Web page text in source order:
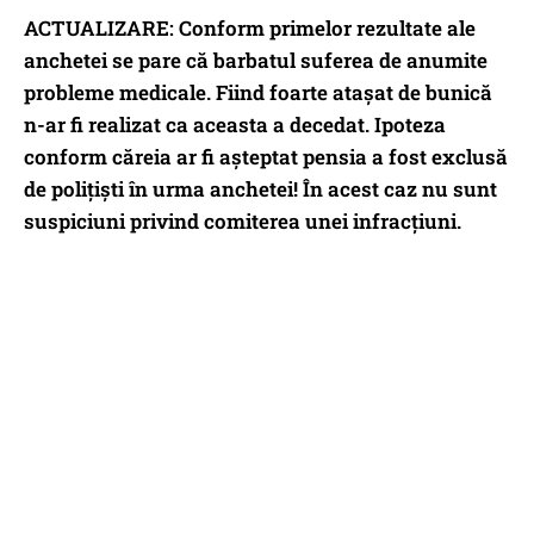
ACTUALIZARE: Conform primelor rezultate ale
anchetei se pare că barbatul suferea de anumite
probleme medicale. Fiind foarte atașat de bunică
n-ar fi realizat ca aceasta a decedat. Ipoteza
conform căreia ar fi așteptat pensia a fost exclusă
de polițiști în urma anchetei! În acest caz nu sunt
suspiciuni privind comiterea unei infracțiuni.